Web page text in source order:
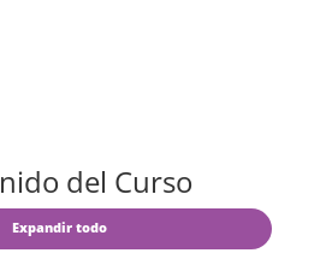
del Curso
Expandir todo